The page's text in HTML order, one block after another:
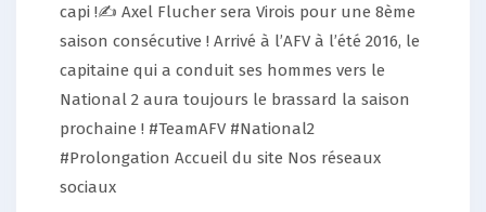
capi !✍️ Axel Flucher sera Virois pour une 8ème
saison consécutive ! Arrivé à l’AFV à l’été 2016, le
capitaine qui a conduit ses hommes vers le
National 2 aura toujours le brassard la saison
prochaine ! #TeamAFV #National2
#Prolongation Accueil du site Nos réseaux
sociaux